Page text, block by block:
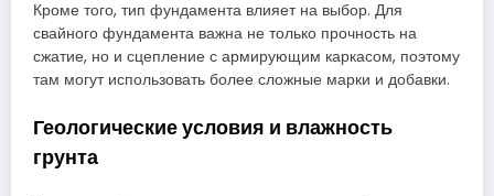
Кроме того, тип фундамента влияет на выбор. Для
свайного фундамента важна не только прочность на
сжатие, но и сцепление с армирующим каркасом, поэтому
там могут использовать более сложные марки и добавки.
Геологические условия и влажность
грунта